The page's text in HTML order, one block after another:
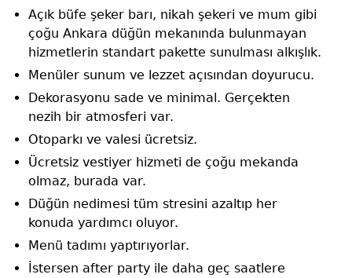
Açık büfe şeker barı, nikah şekeri ve mum gibi
çoğu Ankara düğün mekanında bulunmayan
hizmetlerin standart pakette sunulması alkışlık.
Menüler sunum ve lezzet açısından doyurucu.
Dekorasyonu sade ve minimal. Gerçekten
nezih bir atmosferi var.
Otoparkı ve valesi ücretsiz.
Ücretsiz vestiyer hizmeti de çoğu mekanda
olmaz, burada var.
Düğün nedimesi tüm stresini azaltıp her
konuda yardımcı oluyor.
Menü tadımı yaptırıyorlar.
İstersen after party ile daha geç saatlere